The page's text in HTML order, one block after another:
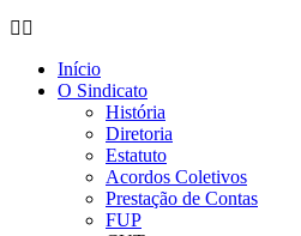
Início
O Sindicato
História
Diretoria
Estatuto
Acordos Coletivos
Prestação de Contas
FUP